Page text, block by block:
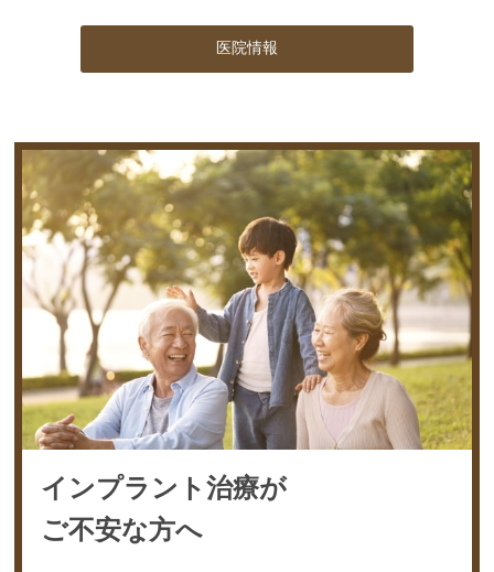
医院情報
インプラント治療が
ご不安な方へ